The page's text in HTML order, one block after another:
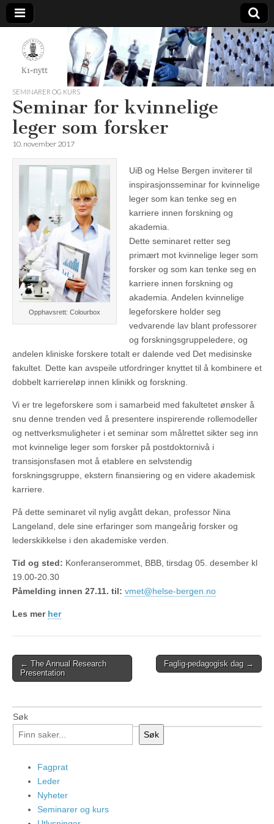
K1-
Nytt
SEMINARER OG KURS
Seminar for kvinnelige
leger som forsker
10. november 2017
Opphavsrett: Colourbox
UiB og Helse Bergen inviterer til
inspirasjonsseminar for kvinnelige
leger som kan tenke seg en
karriere innen forskning og
akademia.
Dette seminaret retter seg
primært mot kvinnelige leger som
forsker og som kan tenke seg en
karriere innen forskning og
akademia. Andelen kvinnelige
legeforskere holder seg
vedvarende lav blant professorer
og forskningsgruppeledere, og
andelen kliniske forskere totalt er dalende ved Det medisinske
fakultet. Dette kan avspeile utfordringer knyttet til å kombinere et
dobbelt karriereløp innen klinikk og forskning.
Vi er tre legeforskere som i samarbeid med fakultetet ønsker å
snu denne trenden ved å presentere inspirerende rollemodeller
og nettverksmuligheter i et seminar som målrettet sikter seg inn
mot kvinnelige leger som forsker på postdoktornivå i
transisjonsfasen mot å etablere en selvstendig
forskningsgruppe, ekstern finansiering og en videre akademisk
karriere.
På dette seminaret vil nylig avgått dekan, professor Nina
Langeland, dele sine erfaringer som mangeårig forsker og
lederskikkelse i den akademiske verden.
Tid og sted: Konferanserommet, BBB, tirsdag 05. desember kl
19.00-20.30
Påmelding innen 27.11. til: vmet@helse-bergen.no
Les mer her
Post
navigation
← The Annual Research
Presentation
Faglig-pedagogisk dag →
Søk
Søk
Fagprat
Leder
Nyheter
Seminarer og kurs